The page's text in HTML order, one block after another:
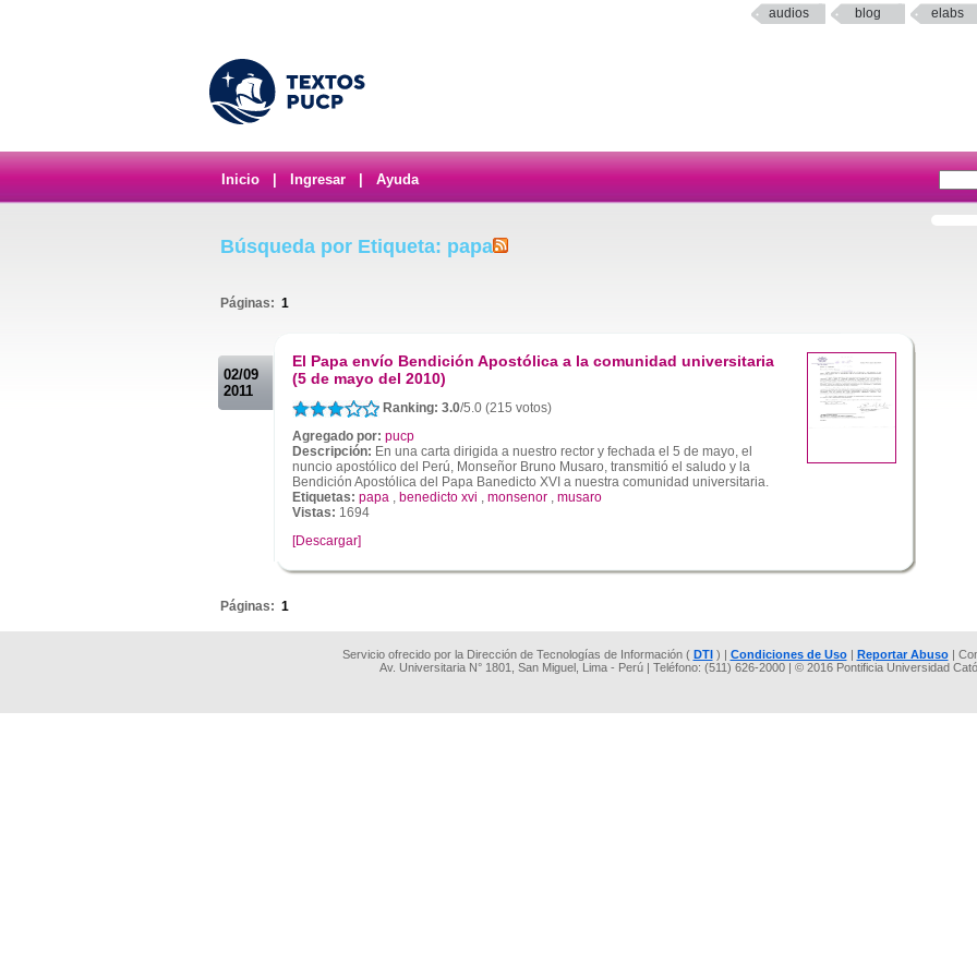
audios blog elabs
Inicio Ingresar Ayuda
Búsqueda por Etiqueta: papa
Páginas: 1
02/09
2011
El Papa envío Bendición Apostólica a la comunidad universitaria
(5 de mayo del 2010)
Ranking: 3.0/5.0 (215 votos)
Agregado por: pucp
Descripción: En una carta dirigida a nuestro rector y fechada el 5 de mayo, el
nuncio apostólico del Perú, Monseñor Bruno Musaro, transmitió el saludo y la
Bendición Apostólica del Papa Banedicto XVI a nuestra comunidad universitaria.
Etiquetas: papa , benedicto xvi , monsenor , musaro
Vistas: 1694
[Descargar]
Páginas: 1
Servicio ofrecido por la Dirección de Tecnologías de Información ( DTI) | Condiciones de Uso| Reportar Abuso|
Av. Universitaria N° 1801, San Miguel, Lima - Perú | Teléfono: (511) 626-2000 | © 2016 Pontificia Universidad